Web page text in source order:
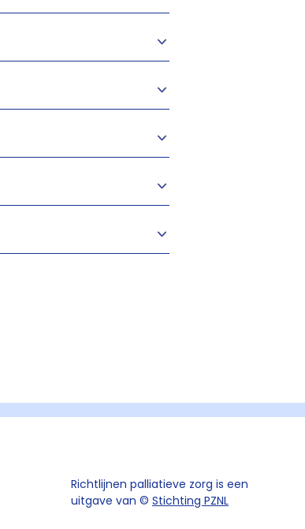
Richtlijnen palliatieve zorg is een
uitgave van © Stichting PZNL